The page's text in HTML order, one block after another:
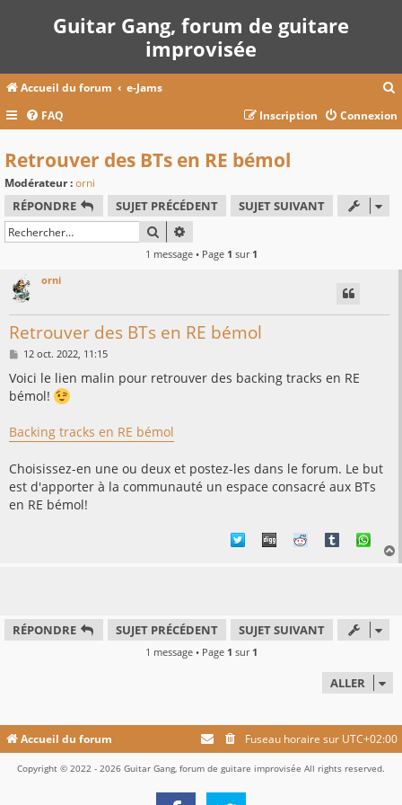
Guitar Gang, forum de guitare
improvisée
Accueil du forum e-Jams
c
e
FAQ Connexion
Inscription
Retrouver des BTs en RE bémol
Modérateur :orni
RÉPONDRE SUJET PRÉCÉDENT
SUJET SUIVANT
RECHERCHER
1 message • Page 1 sur 1
orni
Retrouver des BTs en RE bémol
M
s
a
12 oct. 2022, 11:15
Voici le lien malin pour retrouver des backing tracks en RE
bémol!
Backing tracks en RE bémol
Choisissez-en une ou deux et postez-les dans le forum. Le but
est d'apporter à la communauté un espace consacré aux BTs
en RE bémol!
RÉPONDRE SUJET PRÉCÉDENT SUJET SUIVANT
1 message • Page 1 sur 1
ALLER
Accueil du forum Fuseau horaire sur UTC+02:00
Copyright © 2022 - 2026 Guitar Gang, forum de guitare improvisée All rights reserved.